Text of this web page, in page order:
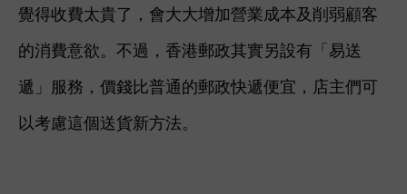
覺得收費太貴了，會大大增加營業成本及削弱顧客
的消費意欲。不過，香港郵政其實另設有「易送
遞」服務，價錢比普通的郵政快遞便宜，店主們可
以考慮這個送貨新方法。